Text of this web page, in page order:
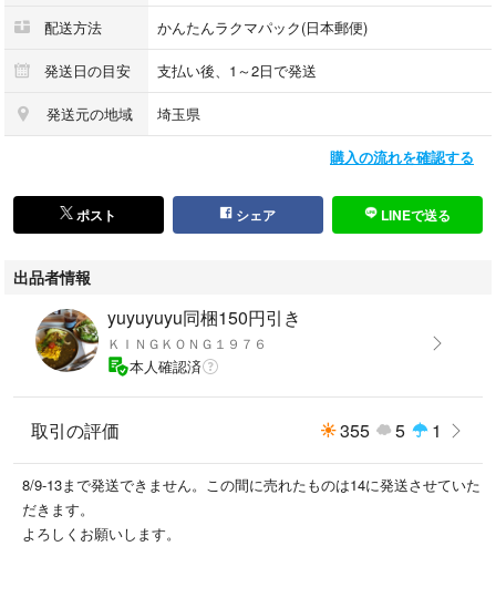
配送方法 かんたんラクマパック(日本郵便)
発送日の目安 支払い後、1～2日で発送
発送元の地域 埼玉県
購入の流れを確認する
ポスト シェア LINEで送る
出品者情報
yuyuyuyu同梱150円引き
ＫＩＮＧＫＯＮＧ１９７６
本人確認済
取引の評価 355 5 1
8/9-13まで発送できません。この間に売れたものは14に発送させていた
だきます。
よろしくお願いします。